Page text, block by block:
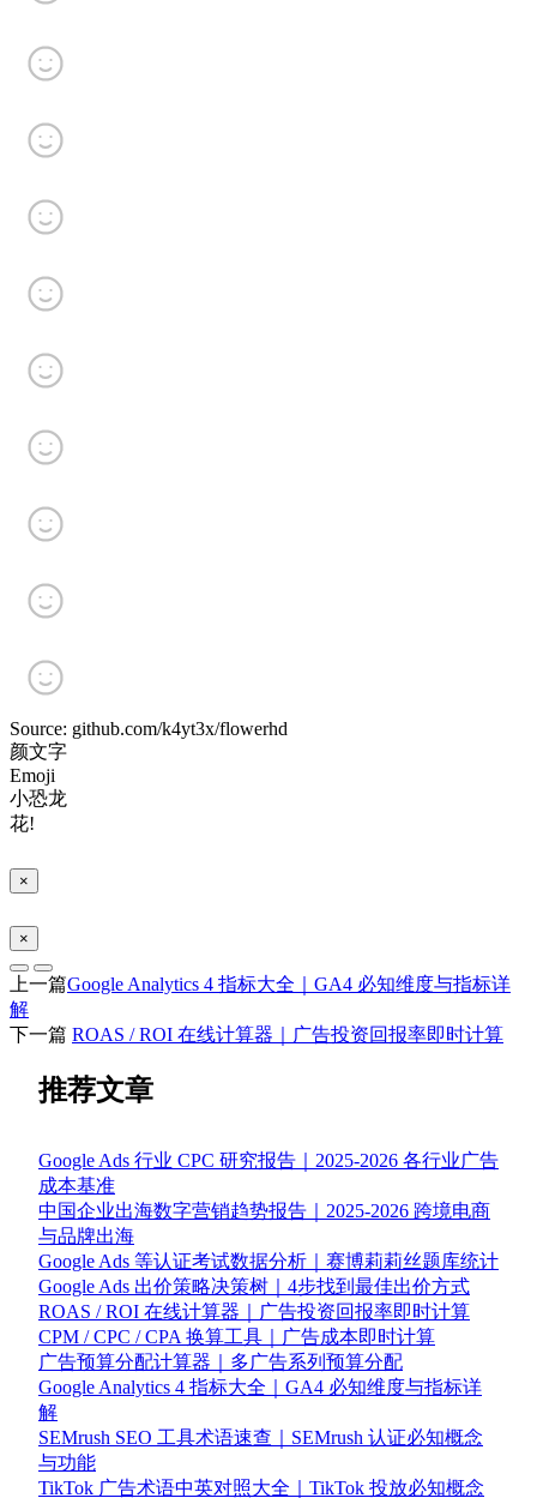
Source: github.com/k4yt3x/flowerhd
颜文字
Emoji
小恐龙
花!
×
×
上一篇Google Analytics 4 指标大全｜GA4 必知维度与指标详
解
下一篇 ROAS / ROI 在线计算器｜广告投资回报率即时计算
推荐文章
Google Ads 行业 CPC 研究报告｜2025-2026 各行业广告
成本基准
中国企业出海数字营销趋势报告｜2025-2026 跨境电商
与品牌出海
Google Ads 等认证考试数据分析｜赛博莉莉丝题库统计
Google Ads 出价策略决策树｜4步找到最佳出价方式
ROAS / ROI 在线计算器｜广告投资回报率即时计算
CPM / CPC / CPA 换算工具｜广告成本即时计算
广告预算分配计算器｜多广告系列预算分配
Google Analytics 4 指标大全｜GA4 必知维度与指标详
解
SEMrush SEO 工具术语速查｜SEMrush 认证必知概念
与功能
TikTok 广告术语中英对照大全｜TikTok 投放必知概念